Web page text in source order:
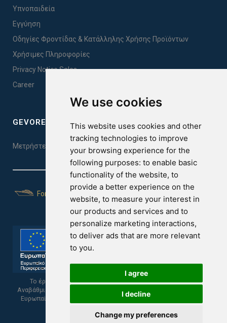
We use cookies
This website uses cookies and other
tracking technologies to improve
your browsing experience for the
following purposes: to enable basic
functionality of the website, to
provide a better experience on the
website, to measure your interest in
our products and services and to
personalize marketing interactions,
to deliver ads that are more relevant
to you.
I agree
I decline
Change my preferences
Υπνοπαιδεία
Εγγύηση
Οδηγίες Φροντίδας & Κατάλληλης Χρήσης Προϊόντων
Χρήσιμες Πληροφορίες
Privacy Notice Sales
Career
GEVOREST SLEEP QUALITY INDEX
Μετρήστε την ποιότητα του ύπνου σας. Κάντε το τεστ εδώ!
For Yachts
Το έργο υποβλήθηκε στα πλαίσια του Σχεδίου Ψηφιακής
Αναβάθμισης των Επιχειρήσεων και συγχρηματοδοτείται από το
Ευρωπαϊκό Ταμείο Περιφερειακής Ανάπτυξης και την Κυπριακή